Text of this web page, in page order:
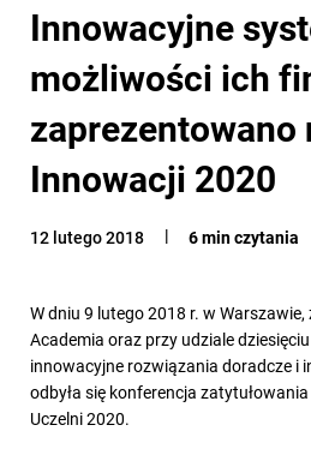
Innowacyjne
możliwości ich
zaprezentowano
Innowacji 2020
12 lutego 2018 6 min czytania
W dniu 9 lutego 2018 r. w Warszawie,
Academia oraz przy udziale
innowacyjne rozwiązania doradcze i
odbyła się konferencja
Uczelni 2020.